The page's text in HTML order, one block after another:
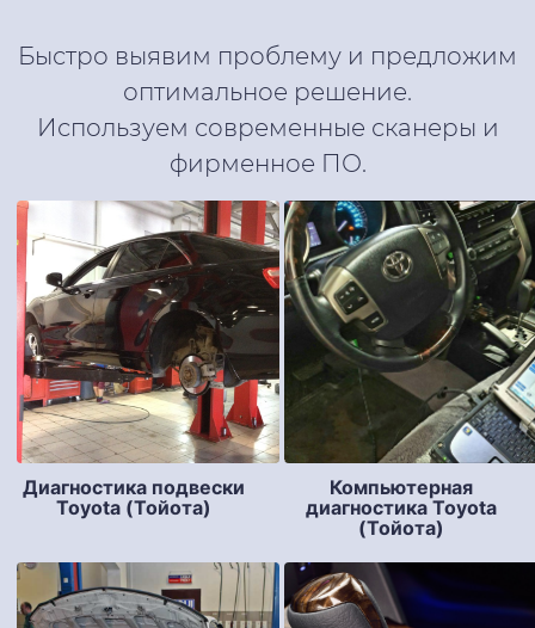
Быстро выявим проблему и предложим
оптимальное решение.
Используем современные сканеры и
фирменное ПО.
Диагностика подвески
Toyota (Тойота)
Компьютерная
диагностика Toyota
(Тойота)